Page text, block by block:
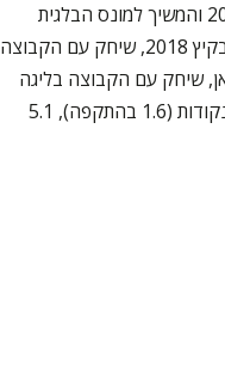
הקליבלנד קאבלירס, עבר לקולוסוס היוונית בעונת 2016/17 והמשיך למונס הבלגית
בעונת 2017/18 לפני שהגיע לפאלקו סומבטהי ההונגרית בקיץ 2018, שיחק עם הקבוצה
הצטרף לשארול רואן, שיחק עם הקבוצה בליגה
הראשונה בצרפת במשך שנתיים ובעונה שעברה רשם 8.5 נקודות (1.6 בהתקפה), 5.1